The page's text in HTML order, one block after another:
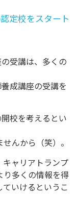
定校をスタート
受講は、多くの
成講座の受講を
校を考えるとい
んから（笑）。
キャリアトランプ
り多くの情報を得
いけるというこ